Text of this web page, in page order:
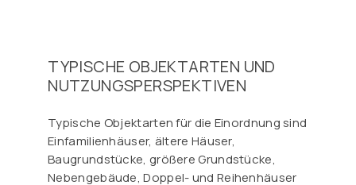
TYPISCHE OBJEKTARTEN UND
NUTZUNGSPERSPEKTIVEN
Typische Objektarten für die Einordnung sind
Einfamilienhäuser, ältere Häuser,
Baugrundstücke, größere Grundstücke,
Nebengebäude, Doppel- und Reihenhäuser